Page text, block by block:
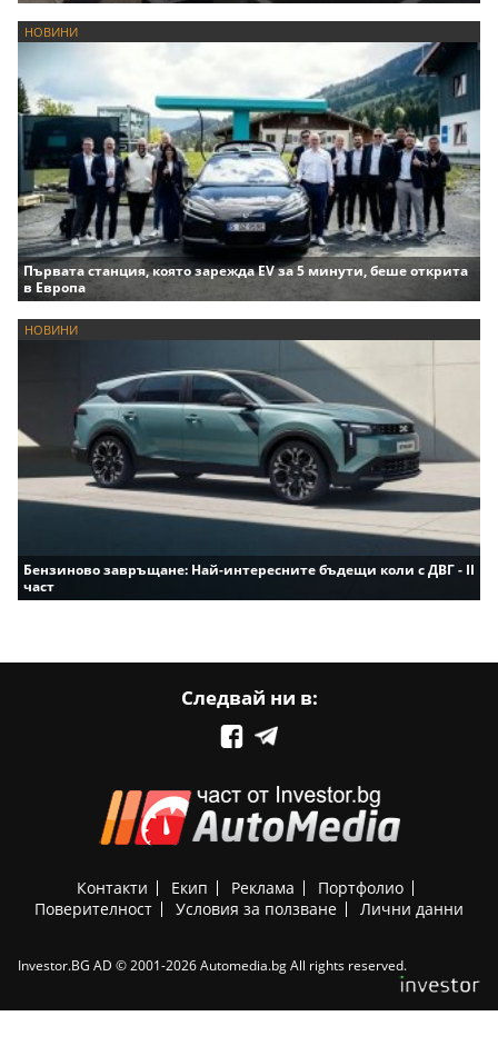
НОВИНИ
Първата станция, която зарежда EV за 5 минути, беше открита
в Европа
НОВИНИ
Бензиново завръщане: Най-интересните бъдещи коли с ДВГ - II
част
Следвай ни в:
Контакти Екип Реклама
Портфолио
Поверителност
Условия за ползване Лични данни
Investor.BG AD © 2001-2026 Automedia.bg All rights reserved.